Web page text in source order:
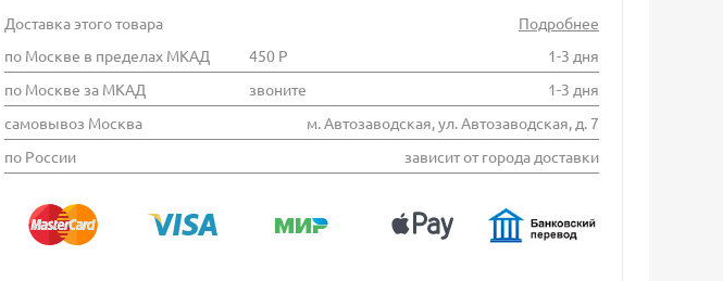
Доставка этого товара
Подробнее
по Москве в пределах МКАД
450 Р
1-3 дня
по Москве за МКАД
звоните
1-3 дня
самовывоз Москва
м. Автозаводская, ул. Автозаводская, д. 7
по России
зависит от города доставки